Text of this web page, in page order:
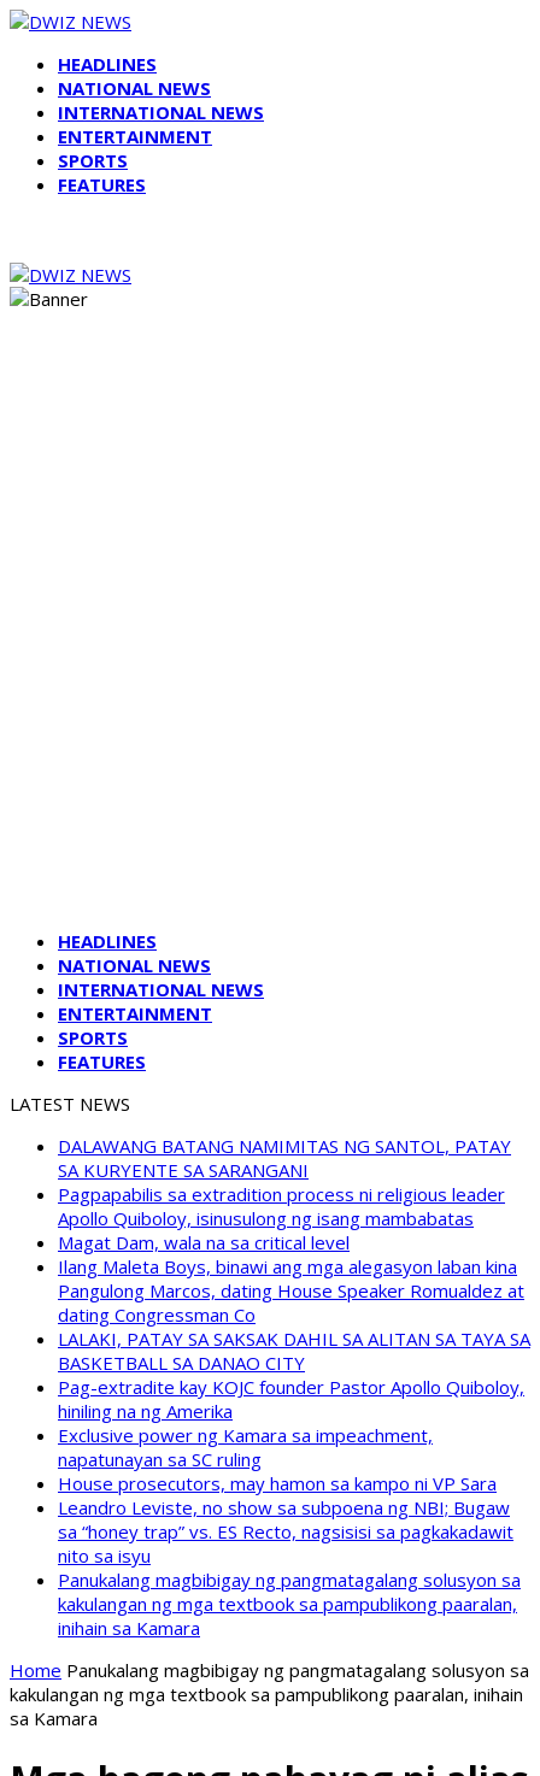
HEADLINES
NATIONAL NEWS
INTERNATIONAL NEWS
ENTERTAINMENT
SPORTS
FEATURES
HEADLINES
NATIONAL NEWS
INTERNATIONAL NEWS
ENTERTAINMENT
SPORTS
FEATURES
LATEST NEWS
DALAWANG BATANG NAMIMITAS NG SANTOL, PATAY
SA KURYENTE SA SARANGANI
Pagpapabilis sa extradition process ni religious leader
Apollo Quiboloy, isinusulong ng isang mambabatas
Magat Dam, wala na sa critical level
Ilang Maleta Boys, binawi ang mga alegasyon laban kina
Pangulong Marcos, dating House Speaker Romualdez at
dating Congressman Co
LALAKI, PATAY SA SAKSAK DAHIL SA ALITAN SA TAYA SA
BASKETBALL SA DANAO CITY
Pag-extradite kay KOJC founder Pastor Apollo Quiboloy,
hiniling na ng Amerika
Exclusive power ng Kamara sa impeachment,
napatunayan sa SC ruling
House prosecutors, may hamon sa kampo ni VP Sara
Leandro Leviste, no show sa subpoena ng NBI; Bugaw
sa “honey trap” vs. ES Recto, nagsisisi sa pagkakadawit
nito sa isyu
Panukalang magbibigay ng pangmatagalang solusyon sa
kakulangan ng mga textbook sa pampublikong paaralan,
inihain sa Kamara
Home Panukalang magbibigay ng pangmatagalang solusyon sa
kakulangan ng mga textbook sa pampublikong paaralan, inihain
sa Kamara